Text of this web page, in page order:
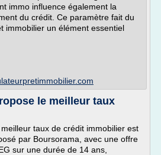
immo influence également la
du crédit. Ce paramètre fait du
immobilier un élément essentiel
le meilleur taux
taux de crédit immobilier est
par Boursorama, avec une offre
sur une durée de 14 ans,